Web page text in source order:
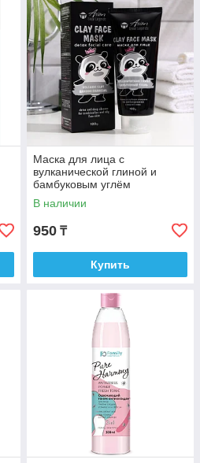
Маска для лица с
вулканической глиной и
бамбуковым углём
В наличии
950 ₸
Купить